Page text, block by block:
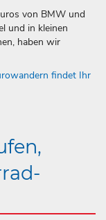
von BMW und
und in kleinen
haben wir
findet Ihr